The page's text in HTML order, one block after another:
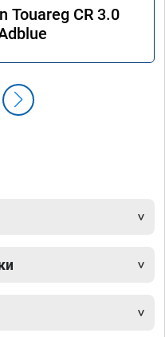
Touareg CR 3.0